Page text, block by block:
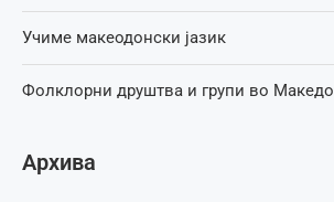
Учиме макеодонски јазик
Фолклорни друштва и групи во
Архива